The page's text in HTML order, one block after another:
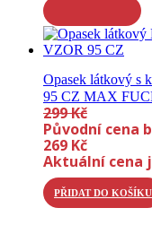
Opasek látkový s
95 CZ MAX
299Kč
Původní cena
269 Kč
Aktuální cena
PŘIDAT DO KOŠÍKU